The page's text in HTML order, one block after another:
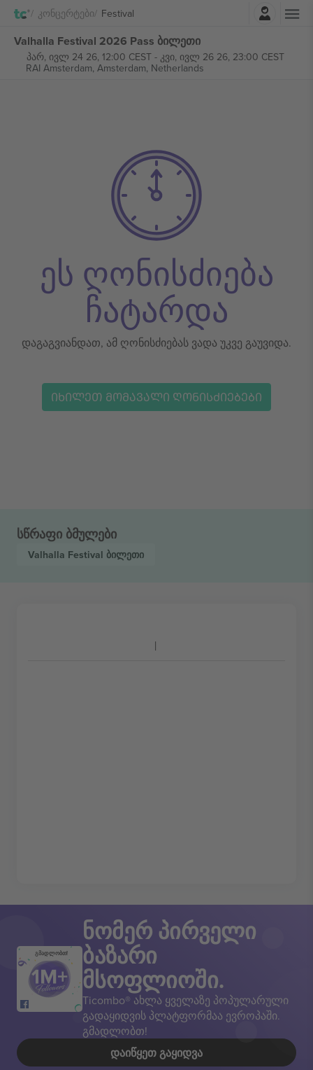
Კონცერტები Festival
Valhalla Festival 2026 Pass ბილეთი
პარ, ივლ 24 26, 12:00 CEST- კვი, ივლ 26 26, 23:00 CEST
RAI Amsterdam, Amsterdam, Netherlands
ეს ღონისძიება
ჩატარდა
დაგაგვიანდათ, ამ ღონისძიებას ვადა უკვე გაუვიდა.
ᲘᲮᲘᲚᲔᲗ ᲛᲝᲛᲐᲕᲐᲚᲘ ᲦᲝᲜᲘᲡᲫᲘᲔᲑᲔᲑᲘ
სწრაფი ბმულები
Valhalla Festival ბილეთი
გმადლობთ!
ნომერ პირველი
ბაზარი
მსოფლიოში.
Ticombo® ახლა ყველაზე პოპულარული
გადაყიდვის პლატფორმაა ევროპაში.
გმადლობთ!
ᲓᲐᲘᲬᲧᲔᲗ ᲒᲐᲧᲘᲓᲕᲐ